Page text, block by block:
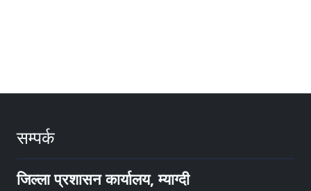
सम्पर्क
जिल्ला प्रशासन कार्यालय, म्याग्दी